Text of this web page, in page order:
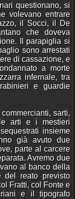
questionano, si
volevano entrare
il Socci, il De
che doveva
Il parapiglia si
sono arrestati
di cassazione, e
a morte
infernale, tra
e guardie
sarti,
arti e i mestieri
insieme
già avuto due
parte al carcere
Avremo due
al banco della
del reato previsto
Fratti, col Fonte e
e il tipografo